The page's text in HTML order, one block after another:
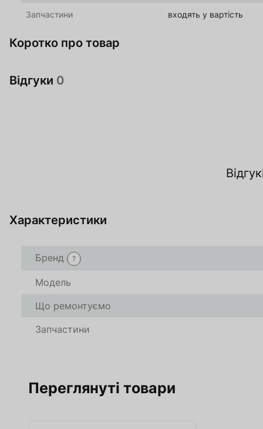
Запчастини входять у вартість
Коротко про товар
Відгуки 0
Характеристики
Бренд ?
Модель
Що ремонтуємо
Запчастини
Переглянуті товари